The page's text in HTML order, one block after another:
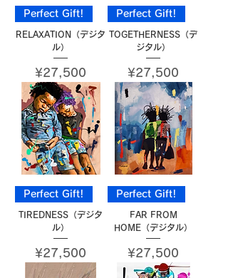
Perfect Gift!
RELAXATION（デジタ
ル）
Price
¥27,500
Perfect Gift!
TOGETHERNESS（デ
ジタル）
Price
¥27,500
Perfect Gift!
TIREDNESS（デジタ
ル）
Price
¥27,500
Perfect Gift!
FAR FROM
HOME（デジタル）
Price
¥27,500